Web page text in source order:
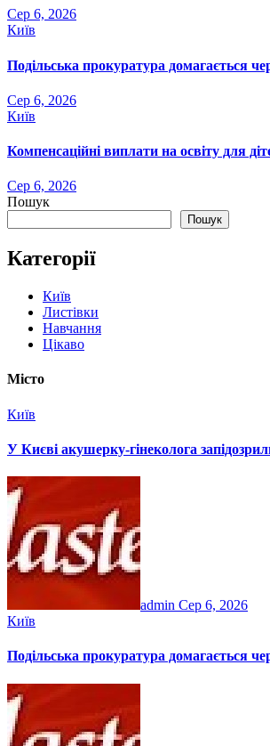
Сер 6, 2026
Київ
Подільська прокуратура домагається
Сер 6, 2026
Київ
Компенсаційні виплати на освіту для
Сер 6, 2026
Пошук
Пошук
Категорії
Київ
Листівки
Навчання
Цікаво
Місто
Київ
У Києві акушерку-гінеколога
admin Сер 6, 2026
Київ
Подільська прокуратура домагається